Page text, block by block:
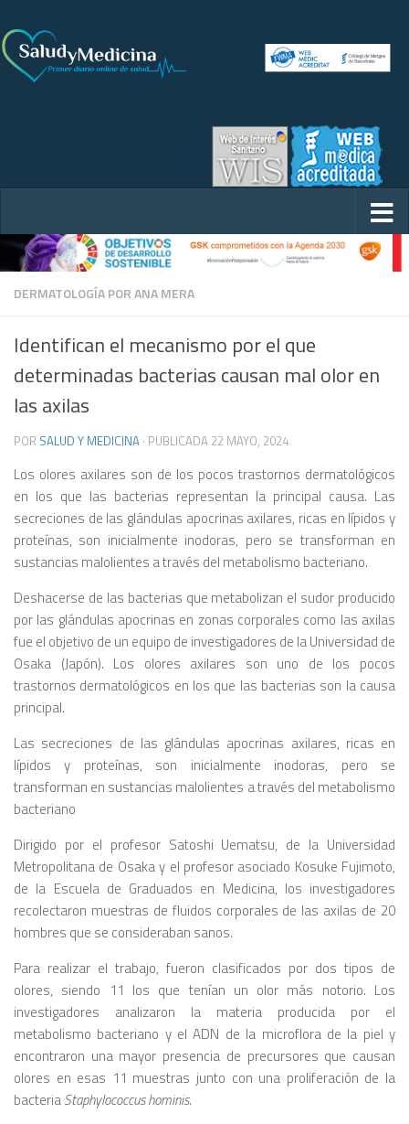
DERMATOLOGÍA POR ANA MERA
Identifican el mecanismo por el que
determinadas bacterias causan mal olor en
las axilas
POR SALUD Y MEDICINA · PUBLICADA 22 MAYO, 2024
Los olores axilares son de los pocos trastornos dermatológicos
en los que las bacterias representan la principal causa. Las
secreciones de las glándulas apocrinas axilares, ricas en lípidos y
proteínas, son inicialmente inodoras, pero se transforman en
sustancias malolientes a través del metabolismo bacteriano.
Deshacerse de las bacterias que metabolizan el sudor producido
por las glándulas apocrinas en zonas corporales como las axilas
fue el objetivo de un equipo de investigadores de la Universidad de
Osaka (Japón). Los olores axilares son uno de los pocos
trastornos dermatológicos en los que las bacterias son la causa
principal.
Las secreciones de las glándulas apocrinas axilares, ricas en
lípidos y proteínas, son inicialmente inodoras, pero se
transforman en sustancias malolientes a través del metabolismo
bacteriano
Dirigido por el profesor Satoshi Uematsu, de la Universidad
Metropolitana de Osaka y el profesor asociado Kosuke Fujimoto,
de la Escuela de Graduados en Medicina, los investigadores
recolectaron muestras de fluidos corporales de las axilas de 20
hombres que se consideraban sanos.
Para realizar el trabajo, fueron clasificados por dos tipos de
olores, siendo 11 los que tenían un olor más notorio. Los
investigadores analizaron la materia producida por el
metabolismo bacteriano y el ADN de la microflora de la piel y
encontraron una mayor presencia de precursores que causan
olores en esas 11 muestras junto con una proliferación de la
bacteriaStaphylococcus hominis.